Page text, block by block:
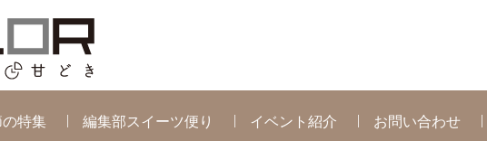
特集 編集部スイーツ便り イベント紹介 お問い合わせ